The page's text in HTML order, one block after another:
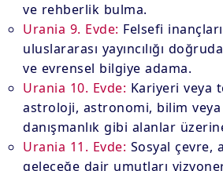
ve rehberlik bulma.
Urania 9. Evde: Felsefi
uluslararası yayıncılığı
ve evrensel bilgiye adama.
Urania 10. Evde: Kariyeri veya
astroloji, astronomi, bilim
danışmanlık gibi alanlar
Urania 11. Evde: Sosyal çevre,
geleceğe dair umutları